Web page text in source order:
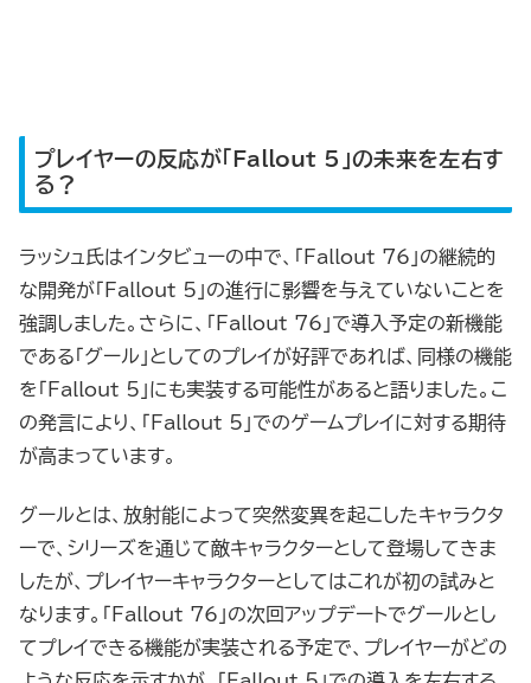
プレイヤーの反応が「Fallout 5」の未来を左右す
る？
ラッシュ氏はインタビューの中で、「Fallout 76」の継続的
な開発が「Fallout 5」の進行に影響を与えていないことを
強調しました。さらに、「Fallout 76」で導入予定の新機能
である「グール」としてのプレイが好評であれば、同様の機能
を「Fallout 5」にも実装する可能性があると語りました。こ
の発言により、「Fallout 5」でのゲームプレイに対する期待
が高まっています。
グールとは、放射能によって突然変異を起こしたキャラクタ
ーで、シリーズを通じて敵キャラクターとして登場してきま
したが、プレイヤーキャラクターとしてはこれが初の試みと
なります。「Fallout 76」の次回アップデートでグールとし
てプレイできる機能が実装される予定で、プレイヤーがどの